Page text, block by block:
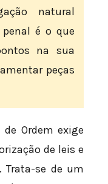
natural
é o que
na sua
peças
Ordem exige
de leis e
Trata-se de um